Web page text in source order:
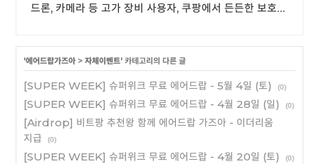
드론, 카메라 등 고가 장비 사용자, 쿠팡에서 든든한 보호
'에어드랍가즈아 > 자체이벤트' 카테고리의 다른 글
[SUPER WEEK] 슈퍼위크 무료 에어드랍 - 5월 4일 (토) (0)
[SUPER WEEK] 슈퍼위크 무료 에어드랍 - 4월 28일 (일) (0)
[Airdrop] 비트팡 추천왕 함께 에어드랍 가즈아 - 이더리움
지급
(0)
[SUPER WEEK] 슈퍼위크 무료 에어드랍 - 4월 20일 (토) (0)